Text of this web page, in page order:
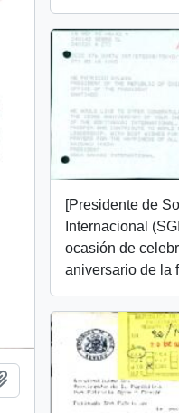
Añadir al portapapeles
[Presidente de
Internacional
ocasión de
aniversario de la